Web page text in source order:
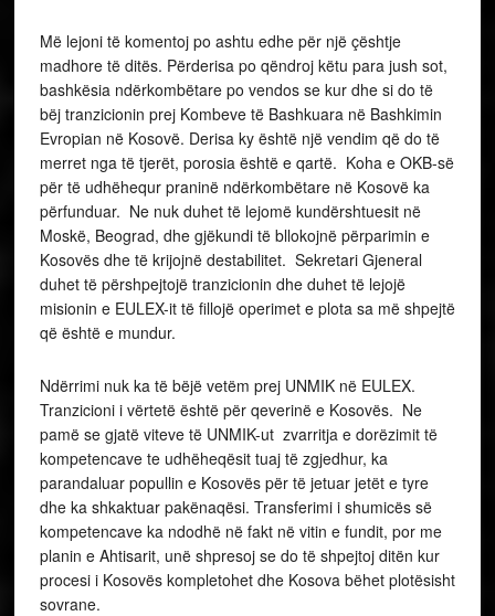
Më lejoni të komentoj po ashtu edhe për një çështje
madhore të ditës. Përderisa po qëndroj këtu para jush sot,
bashkësia ndërkombëtare po vendos se kur dhe si do të
bëj tranzicionin prej Kombeve të Bashkuara në Bashkimin
Evropian në Kosovë. Derisa ky është një vendim që do të
merret nga të tjerët, porosia është e qartë. Koha e OKB-së
për të udhëhequr praninë ndërkombëtare në Kosovë ka
përfunduar. Ne nuk duhet të lejomë kundërshtuesit në
Moskë, Beograd, dhe gjëkundi të bllokojnë përparimin e
Kosovës dhe të krijojnë destabilitet. Sekretari Gjeneral
duhet të përshpejtojë tranzicionin dhe duhet të lejojë
misionin e EULEX-it të fillojë operimet e plota sa më shpejtë
që është e mundur.
Ndërrimi nuk ka të bëjë vetëm prej UNMIK në EULEX.
Tranzicioni i vërtetë është për qeverinë e Kosovës. Ne
pamë se gjatë viteve të UNMIK-ut zvarritja e dorëzimit të
kompetencave te udhëheqësit tuaj të zgjedhur, ka
parandaluar popullin e Kosovës për të jetuar jetët e tyre
dhe ka shkaktuar pakënaqësi. Transferimi i shumicës së
kompetencave ka ndodhë në fakt në vitin e fundit, por me
planin e Ahtisarit, unë shpresoj se do të shpejtoj ditën kur
procesi i Kosovës kompletohet dhe Kosova bëhet plotësisht
sovrane.